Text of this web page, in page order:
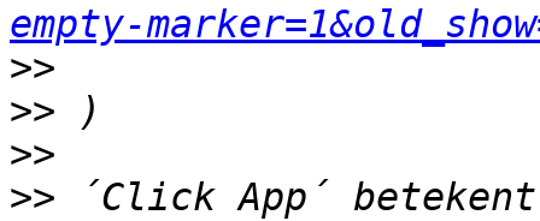
empty-
>>
>>
>>
>> ´Click App´